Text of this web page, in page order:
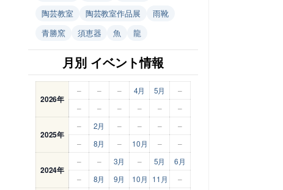
陶芸教室
陶芸教室作品展
雨靴
青勝窯
須恵器 魚 龍
月別 イベント情報
2026年
– – – 4月 5月
–
–
– – – – –
2025年
– 2月 – – –
–
–
8月 – 10月 – –
2024年
– – 3月 – 5月
6月
–
8月 9月 10月 11月 –